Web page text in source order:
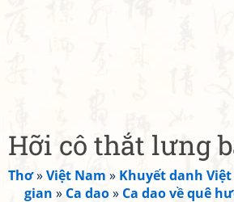
Hỡi cô thắt lưng
Thơ»Việt Nam » Khuyết danh
gian » Ca dao» Ca dao về quê